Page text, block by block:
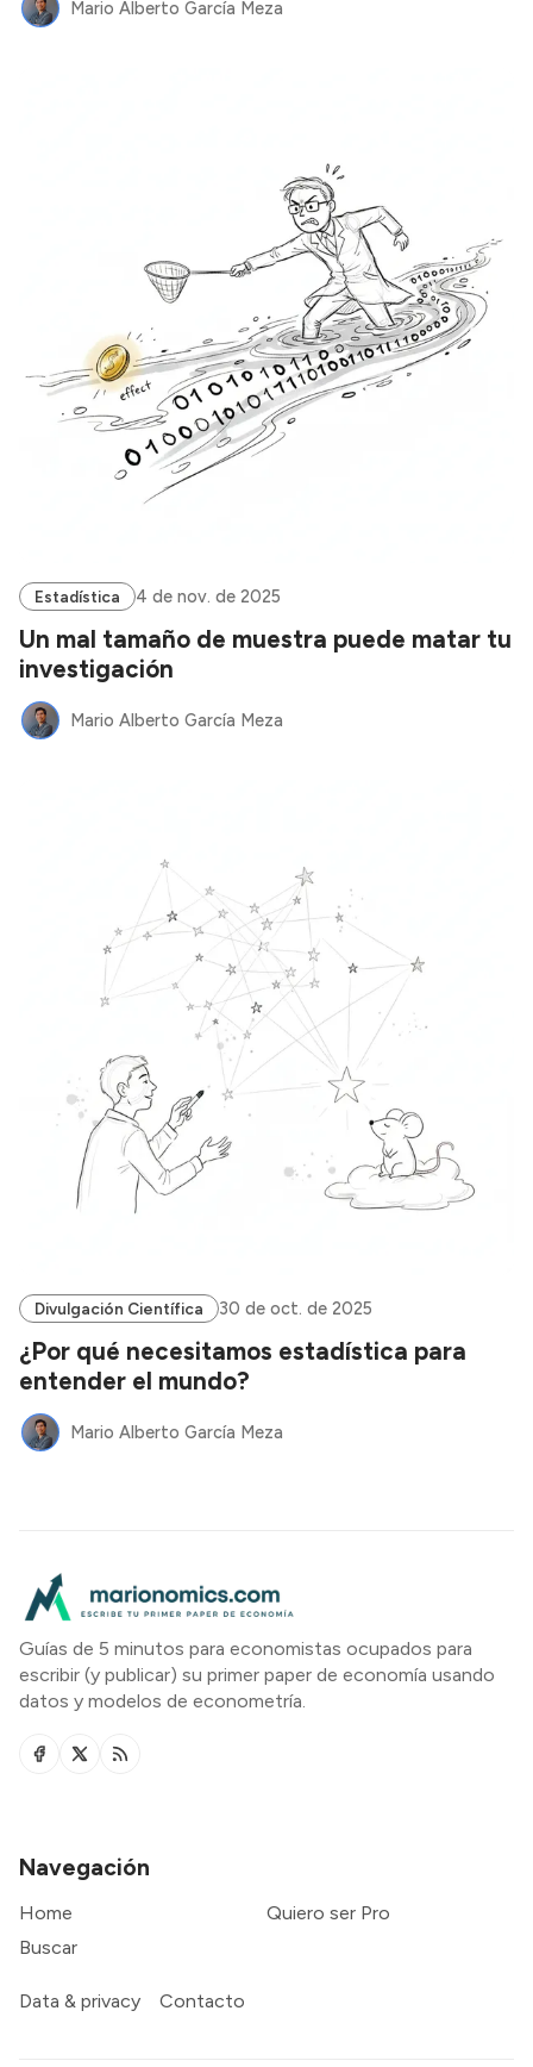
Mario Alberto García Meza
Estadística 4 de nov. de 2025
Un mal tamaño de muestra puede matar tu
investigación
Mario Alberto García Meza
Divulgación Científica 30 de oct. de 2025
¿Por qué necesitamos estadística para
entender el mundo?
Mario Alberto García Meza
Guías de 5 minutos para economistas ocupados para
escribir (y publicar) su primer paper de economía usando
datos y modelos de econometría.
Navegación
Home
Quiero ser Pro
Buscar
Data & privacy Contacto